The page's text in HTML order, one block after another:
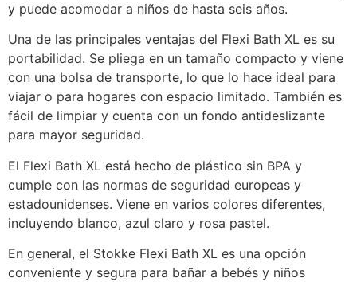
y puede acomodar a niños de hasta seis años.
Una de las principales ventajas del Flexi Bath XL es su
portabilidad. Se pliega en un tamaño compacto y viene
con una bolsa de transporte, lo que lo hace ideal para
viajar o para hogares con espacio limitado. También es
fácil de limpiar y cuenta con un fondo antideslizante
para mayor seguridad.
El Flexi Bath XL está hecho de plástico sin BPA y
cumple con las normas de seguridad europeas y
estadounidenses. Viene en varios colores diferentes,
incluyendo blanco, azul claro y rosa pastel.
En general, el Stokke Flexi Bath XL es una opción
conveniente y segura para bañar a bebés y niños